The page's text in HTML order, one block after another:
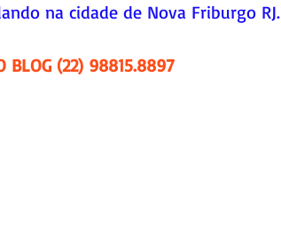
na cidade de Nova Friburgo RJ.
BLOG (22) 98815.8897